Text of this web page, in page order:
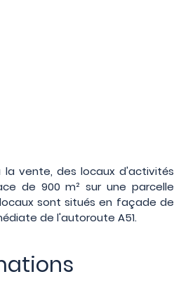
la vente, des locaux d'activités
de 900 m² sur une parcelle
sont situés en façade de
de l'autoroute A51.